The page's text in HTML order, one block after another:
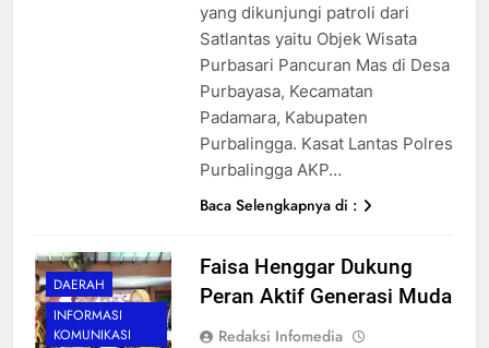
yang dikunjungi patroli dari
Satlantas yaitu Objek Wisata
Purbasari Pancuran Mas di Desa
Purbayasa, Kecamatan
Padamara, Kabupaten
Purbalingga. Kasat Lantas Polres
Purbalingga AKP…
Baca Selengkapnya di :
DAERAH
INFORMASI
KOMUNIKASI
Faisa Henggar Dukung
Peran Aktif Generasi Muda
Redaksi Infomedia